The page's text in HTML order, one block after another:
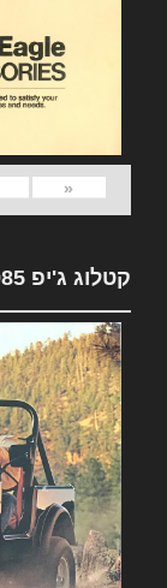
«
קטלוג ג'יפ 1985